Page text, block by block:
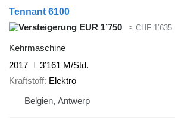
Tennant 6100
EUR 1’750
≈ CHF 1’635
Kehrmaschine
2017
3’161 M/Std.
Kraftstoff Elektro
Belgien, Antwerp